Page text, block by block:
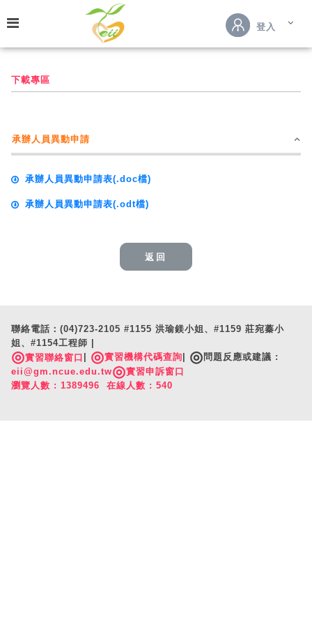
登入
下載專區
承辦人員異動申請
承辦人員異動申請表(.doc檔)
承辦人員異動申請表(.odt檔)
返回
聯絡電話：(04)723-2105 #1155 洪瑜鎂小姐、#1159 莊宛蓁小
姐、#1154工程師 |
◎實習聯絡窗口 ◎實習機構代碼查詢 ◎ 問題反應或建議 :
eii@gm.ncue.edu.tw◎實習申訴窗口
瀏覽人數 : 1389496 在線人數 : 540